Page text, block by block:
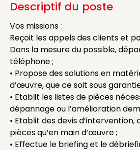
Descriptif du poste
Vos missions :
Reçoit les appels des clients et
Dans la mesure du possible,
téléphone ;
• Propose des solutions en
d’œuvre, que ce soit sous
• Etablit les listes de pièces
dépannage ou l’amélioration
• Etablit des devis d’intervention,
pièces qu’en main d’œuvre ;
• Effectue le briefing et le